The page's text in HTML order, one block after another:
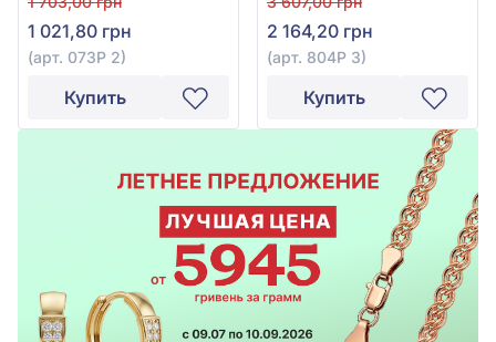
1 021,80 грн
(арт. 073Р 2)
Купить
2 164,20 грн
(арт. 804Р 3)
Купить